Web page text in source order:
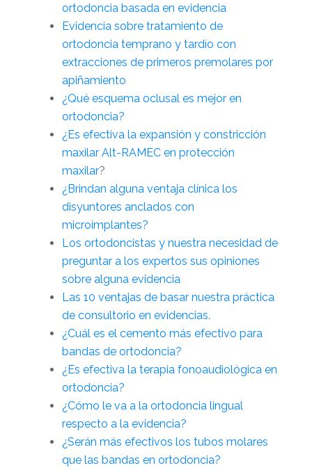
ortodoncia basada en evidencia
Evidencia sobre tratamiento de
ortodoncia temprano y tardío con
extracciones de primeros premolares por
apiñamiento
¿Qué esquema oclusal es mejor en
ortodoncia?
¿Es efectiva la expansión y constricción
maxilar Alt-RAMEC en protección
maxilar?
¿Brindan alguna ventaja clínica los
disyuntores anclados con
microimplantes?
Los ortodoncistas y nuestra necesidad de
preguntar a los expertos sus opiniones
sobre alguna evidencia
Las 10 ventajas de basar nuestra práctica
de consultorio en evidencias.
¿Cuál es el cemento más efectivo para
bandas de ortodoncia?
¿Es efectiva la terapia fonoaudiológica en
ortodoncia?
¿Cómo le va a la ortodoncia lingual
respecto a la evidencia?
¿Serán más efectivos los tubos molares
que las bandas en ortodoncia?